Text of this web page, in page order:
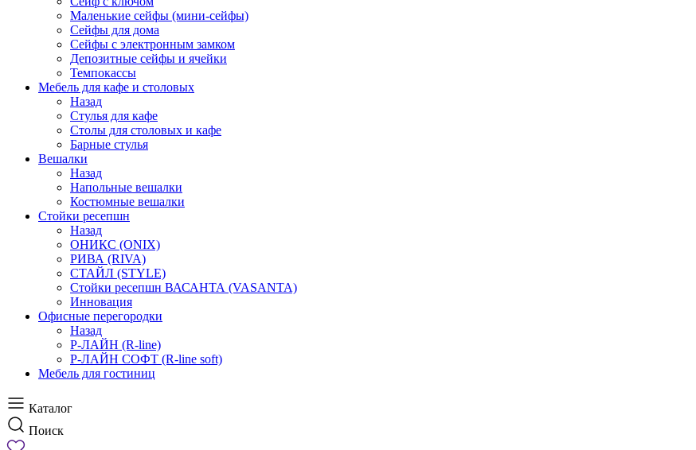
Маленькие сейфы (мини-сейфы)
Сейфы для дома
Сейфы с электронным замком
Депозитные сейфы и ячейки
Темпокассы
Мебель для кафе и столовых
Назад
Стулья для кафе
Столы для столовых и кафе
Барные стулья
Вешалки
Назад
Напольные вешалки
Костюмные вешалки
Стойки ресепшн
Назад
ОНИКС (ONIX)
РИВА (RIVA)
СТАЙЛ (STYLE)
Стойки ресепшн ВАСАНТА (VASANTA)
Инновация
Офисные перегородки
Назад
Р-ЛАЙН (R-line)
Р-ЛАЙН СОФТ (R-line soft)
Мебель для гостиниц
Каталог
Поиск